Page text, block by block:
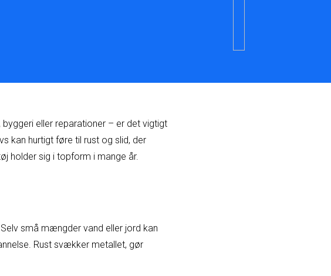
eller reparationer – er det vigtigt
kan hurtigt føre til rust og slid, der
holder sig i topform i mange år.
små mængder vand eller jord kan
Rust svækker metallet, gør